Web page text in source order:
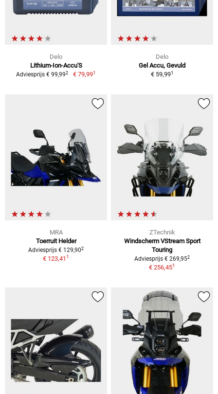
Delo
Lithium-Ion-Accu'S
Adviesprijs € 99,992 € 79,991
Delo
Gel Accu, Gevuld
€ 59,991
MRA
Toerruit Helder
Adviesprijs € 129,902
€ 123,411
ZTechnik
Windscherm VStream Sport
Touring
Adviesprijs € 269,952
€ 256,451